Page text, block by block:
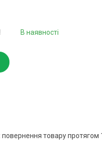
В наявності
повернення товару протягом